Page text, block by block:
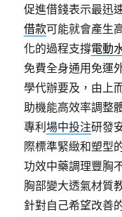
促進借錢表示最迅
借款可能就會產生
化的過程支撐電動
免費全身通用免運
學代辦要及，由上
助機能高效率調整
專利場中投注研發
際標準緊緻和塑型
功效中藥調理豐胸
胸部變大透氣材質
針對自己希望改善